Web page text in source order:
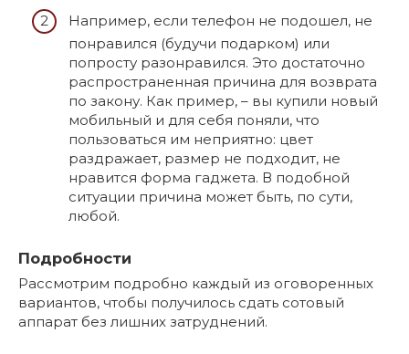
Например, если телефон не подошел, не
понравился (будучи подарком) или
попросту разонравился. Это достаточно
распространенная причина для возврата
по закону. Как пример, – вы купили новый
мобильный и для себя поняли, что
пользоваться им неприятно: цвет
раздражает, размер не подходит, не
нравится форма гаджета. В подобной
ситуации причина может быть, по сути,
любой.
Подробности
Рассмотрим подробно каждый из оговоренных
вариантов, чтобы получилось сдать сотовый
аппарат без лишних затруднений.